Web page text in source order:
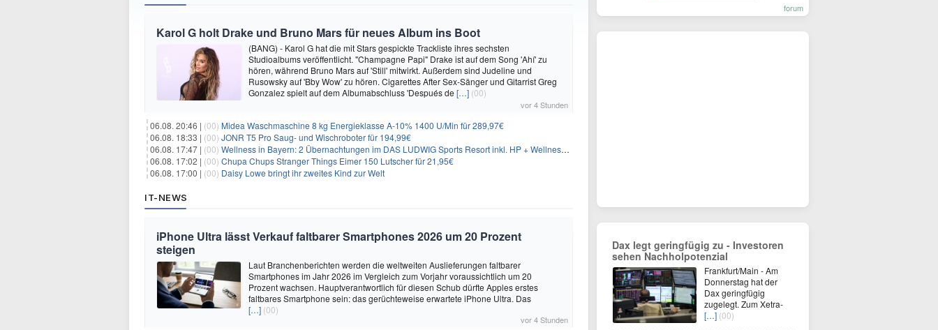
Karol G holt Drake und Bruno Mars für neues Album ins Boot
(BANG) - Karol G hat die mit Stars gespickte Trackliste ihres sechsten
Studioalbums veröffentlicht. "Champagne Papi" Drake ist auf dem Song 'Ahí' zu
hören, während Bruno Mars auf 'Still' mitwirkt. Außerdem sind Judeline und
Rusowsky auf 'Bby Wow' zu hören. Cigarettes After Sex-Sänger und Gitarrist Greg
Gonzalez spielt auf dem Albumabschluss 'Después de […] (00)
vor 4 Stunden
06.08. 20:46 | (00) Midea Waschmaschine 8 kg Energieklasse A-10% 1400 U/Min für 289,97€
06.08. 18:33 | (00) JONR T5 Pro Saug- und Wischroboter für 194,99€
06.08. 17:47 | (00) Wellness in Bayern: 2 Übernachtungen im DAS LUDWIG Sports Resort inkl. HP + Wellness ab 174€ p.P.
06.08. 17:02 | (00) Chupa Chups Stranger Things Eimer 150 Lutscher für 21,95€
06.08. 17:00 | (00) Daisy Lowe bringt ihr zweites Kind zur Welt
IT-NEWS
iPhone Ultra lässt Verkauf faltbarer Smartphones 2026 um 20 Prozent
steigen
Laut Branchenberichten werden die weltweiten Auslieferungen faltbarer
Smartphones im Jahr 2026 im Vergleich zum Vorjahr voraussichtlich um 20
Prozent wachsen. Hauptverantwortlich für diesen Schub dürfte Apples erstes
faltbares Smartphone sein: das gerüchteweise erwartete iPhone Ultra. Das
[…] (00)
vor 4 Stunden
forum
Dax legt geringfügig zu - Investoren
sehen Nachholpotenzial
Frankfurt/Main - Am
Donnerstag hat der
Dax geringfügig
zugelegt. Zum Xetra-
[…] (00)